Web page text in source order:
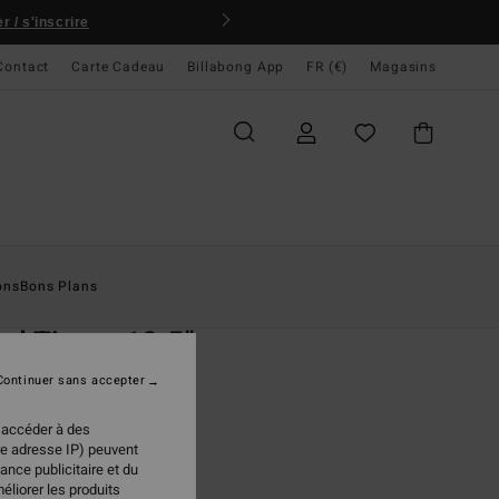
/ s'inscrire
Carte Cadeau Billabong App FR (€) Magasins
Bons Plans
Times 18.5"
Multi homme
€
à des
adresse IP) peuvent
publicitaire et du
les produits
sans accepter